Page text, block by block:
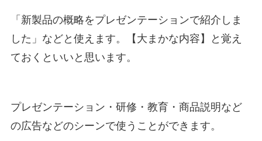
「新製品の概略をプレゼンテーションで紹介しま
した」などと使えます。【大まかな内容】と覚え
ておくといいと思います。
プレゼンテーション・研修・教育・商品説明など
の広告などのシーンで使うことができます。